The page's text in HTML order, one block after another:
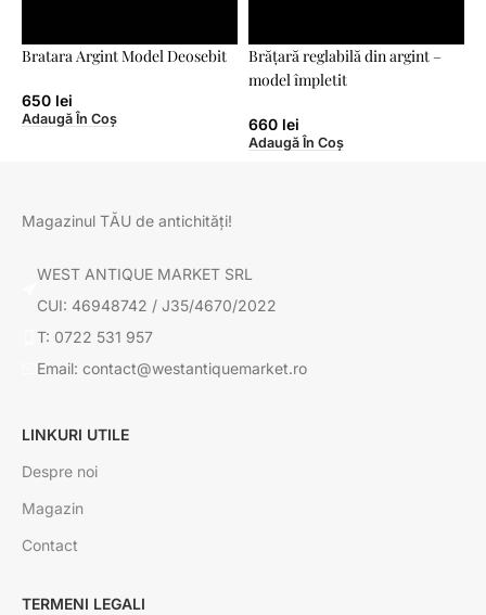
Bratara Argint Model Deosebit
650 lei
Adaugă În Coș
Brățară reglabilă din argint –
model împletit
660 lei
Adaugă În Coș
Magazinul TĂU de antichități!
WEST ANTIQUE MARKET SRL
CUI: 46948742 / J35/4670/2022
T: 0722 531 957
Email: contact@westantiquemarket.ro
LINKURI UTILE
Despre noi
Magazin
Contact
TERMENI LEGALI